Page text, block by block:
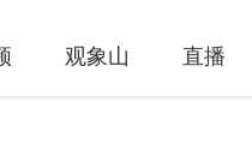
观象山 直播